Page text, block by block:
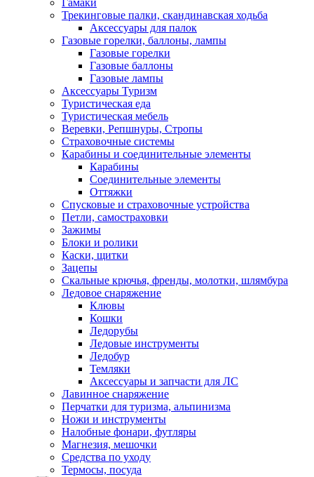
Гамаки
Трекинговые палки, скандинавская ходьба
Аксессуары для палок
Газовые горелки, баллоны, лампы
Газовые горелки
Газовые баллоны
Газовые лампы
Аксессуары Туризм
Туристическая еда
Туристическая мебель
Веревки, Репшнуры, Стропы
Страховочные системы
Карабины и соединительные элементы
Карабины
Соединительные элементы
Оттяжки
Спусковые и страховочные устройства
Петли, самостраховки
Зажимы
Блоки и ролики
Каски, щитки
Зацепы
Скальные крючья, френды, молотки, шлямбура
Ледовое снаряжение
Клювы
Кошки
Ледорубы
Ледовые инструменты
Ледобур
Темляки
Аксессуары и запчасти для ЛС
Лавинное снаряжение
Перчатки для туризма, альпинизма
Ножи и инструменты
Налобные фонари, футляры
Магнезия, мешочки
Средства по уходу
Термосы, посуда